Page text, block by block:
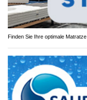
Finden Sie Ihre optimale